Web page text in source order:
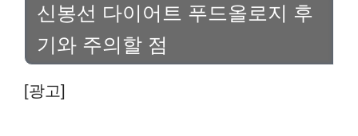
신봉선 다이어트 푸드올로지 후
기와 주의할 점
[광고]